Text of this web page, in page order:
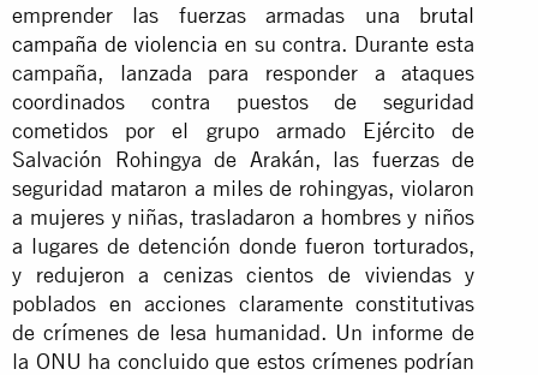
emprender las fuerzas armadas una brutal
campaña de violencia en su contra. Durante esta
campaña, lanzada para responder a ataques
coordinados contra puestos de seguridad
cometidos por el grupo armado Ejército de
Salvación Rohingya de Arakán, las fuerzas de
seguridad mataron a miles de rohingyas, violaron
a mujeres y niñas, trasladaron a hombres y niños
a lugares de detención donde fueron torturados,
y redujeron a cenizas cientos de viviendas y
poblados en acciones claramente constitutivas
de crímenes de lesa humanidad. Un informe de
la ONU ha concluido que estos crímenes podrían